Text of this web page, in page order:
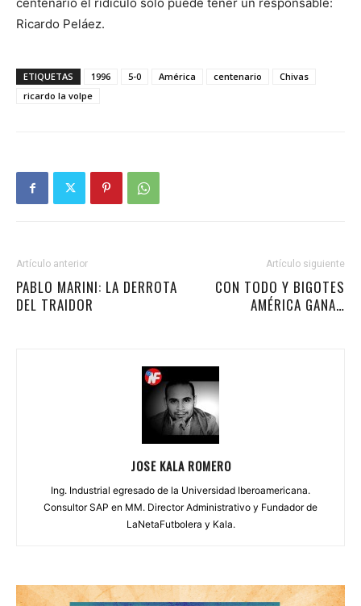
Ricardo Peláez.
ETIQUETAS 1996 5-0 América centenario
Chivas
ricardo la volpe
Artículo anterior
PABLO MARINI: LA DERROTA
DEL TRAIDOR
Artículo siguiente
CON TODO Y BIGOTES
AMÉRICA GANA…
JOSE KALA ROMERO
Ing. Industrial egresado de la Universidad Iberoamericana.
Consultor SAP en MM. Director Administrativo y Fundador de
LaNetaFutbolera y Kala.